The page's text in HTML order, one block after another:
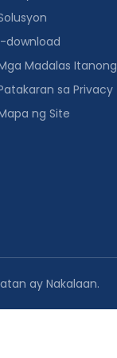
download
Madalas Itanong
sa Privacy
ng Site
ay Nakalaan.